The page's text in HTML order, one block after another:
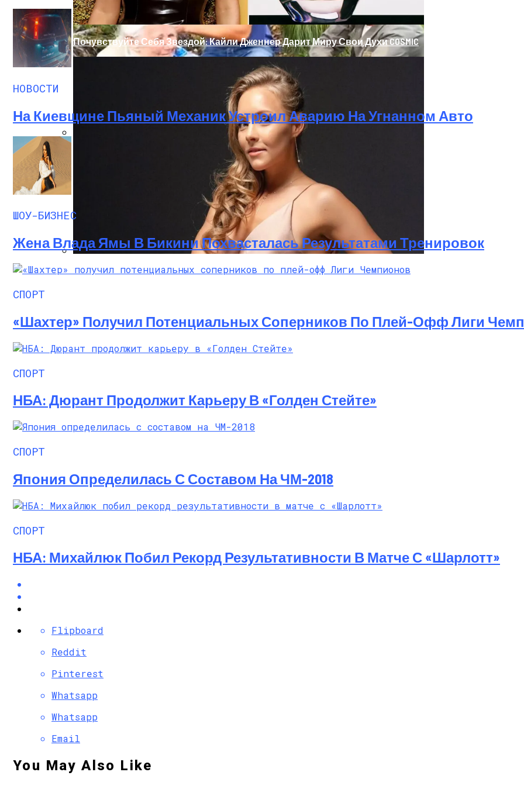
В Ровенской Области Пенсионерка Четыре Дня Провела В Лесу
Почувствуйте Себя Звездой: Кайли Дженнер Дарит Миру Свои Духи COSMIC
Алёна Шоптенко Показала Танцевальный Мастер-Класс На Пляже В Турции
НОВОСТИ
На Киевщине Пьяный Механик Устроил Аварию На Угнанном Авто
ШОУ-БИЗНЕС
Жена Влада Ямы В Бикини Похвасталась Результатами Тренировок
СПОРТ
«Шахтер» Получил Потенциальных Соперников По Плей-Офф Лиги
СПОРТ
НБА: Дюрант Продолжит Карьеру В «Голден Стейте»
СПОРТ
Япония Определилась С Составом На ЧМ-2018
СПОРТ
НБА: Михайлюк Побил Рекорд Результативности В Матче С «Шарлотт»
Flipboard
Reddit
Pinterest
Whatsapp
Whatsapp
Email
You May Also Like